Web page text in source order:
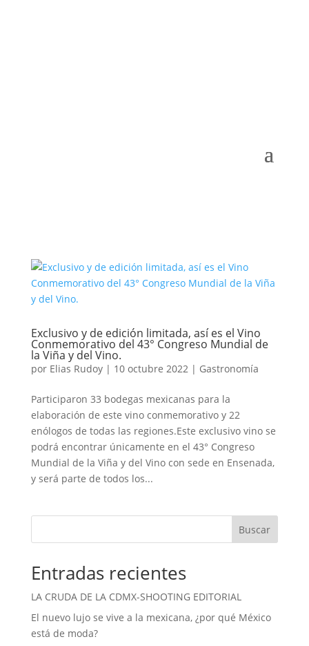
Exclusivo y de edición limitada, así es el Vino
Conmemorativo del 43° Congreso Mundial de
la Viña y del Vino.
por Elias Rudoy| 10 octubre 2022| Gastronomía
Participaron 33 bodegas mexicanas para la
elaboración de este vino conmemorativo y 22
enólogos de todas las regiones.Este exclusivo vino se
podrá encontrar únicamente en el 43° Congreso
Mundial de la Viña y del Vino con sede en Ensenada,
y será parte de todos los...
Buscar
Entradas recientes
LA CRUDA DE LA CDMX-SHOOTING EDITORIAL
El nuevo lujo se vive a la mexicana, ¿por qué México
está de moda?